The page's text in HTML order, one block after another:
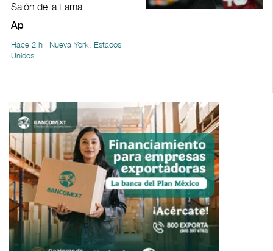
Salón de la Fama
Ap
Hace 2 h | Nueva York, Estados
Unidos